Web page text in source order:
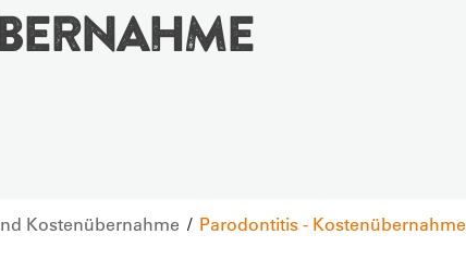
Kostenübernahme Parodontitis - Kostenübernahme